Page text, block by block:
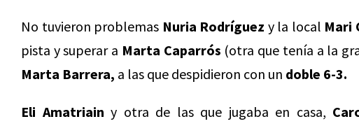
No tuvieron problemas Nuria Rodríguez y la local Mari
pista y superar a Marta Caparrós (otra que tenía a la
Marta Barrera, a las que despidieron con un doble 6-3.
Eli Amatriain y otra de las que jugaba en casa,